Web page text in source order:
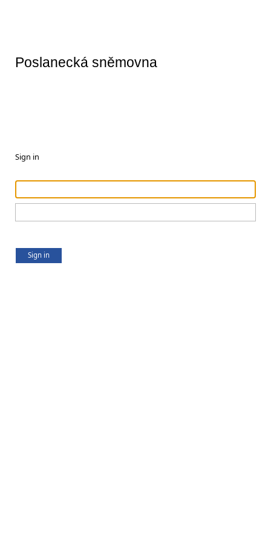
Poslanecká sněmovna
Sign in
Sign in